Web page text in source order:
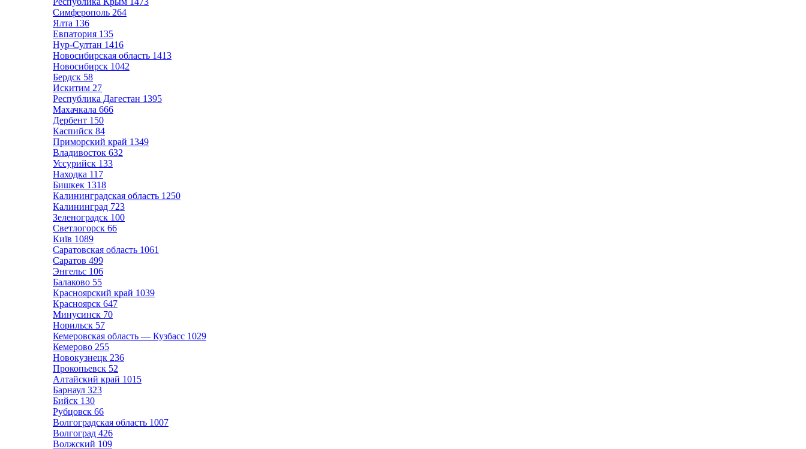
Симферополь 264
Ялта 136
Евпатория 135
Нур-Султан 1416
Новосибирская область 1413
Новосибирск 1042
Бердск 58
Искитим 27
Республика Дагестан 1395
Махачкала 666
Дербент 150
Каспийск 84
Приморский край 1349
Владивосток 632
Уссурийск 133
Находка 117
Бишкек 1318
Калининградская область 1250
Калининград 723
Зеленоградск 100
Светлогорск 66
Київ 1089
Саратовская область 1061
Саратов 499
Энгельс 106
Балаково 55
Красноярский край 1039
Красноярск 647
Минусинск 70
Норильск 57
Кемеровская область — Кузбасс 1029
Кемерово 255
Новокузнецк 236
Прокопьевск 52
Алтайский край 1015
Барнаул 323
Бийск 130
Рубцовск 66
Волгоградская область 1007
Волгоград 426
Волжский 109